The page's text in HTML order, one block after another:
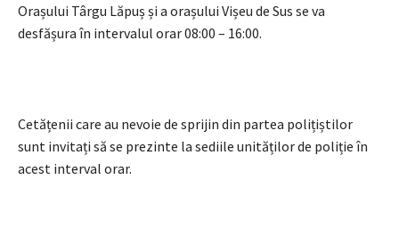
Orașului Târgu Lăpuș și a orașului Vișeu de Sus se va
desfășura în intervalul orar 08:00 – 16:00.
Cetățenii care au nevoie de sprijin din partea polițiștilor
sunt invitați să se prezinte la sediile unităților de poliție în
acest interval orar.